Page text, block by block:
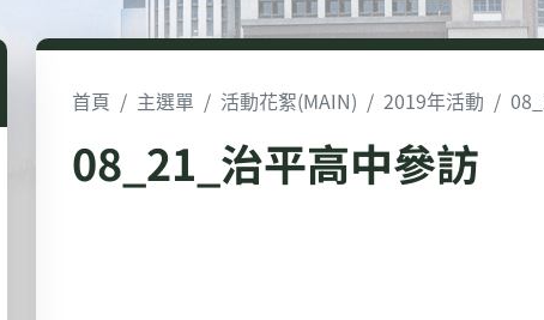
首頁 主選單 活動花絮(MAIN) 2019年活動
08_21_治平高中參訪